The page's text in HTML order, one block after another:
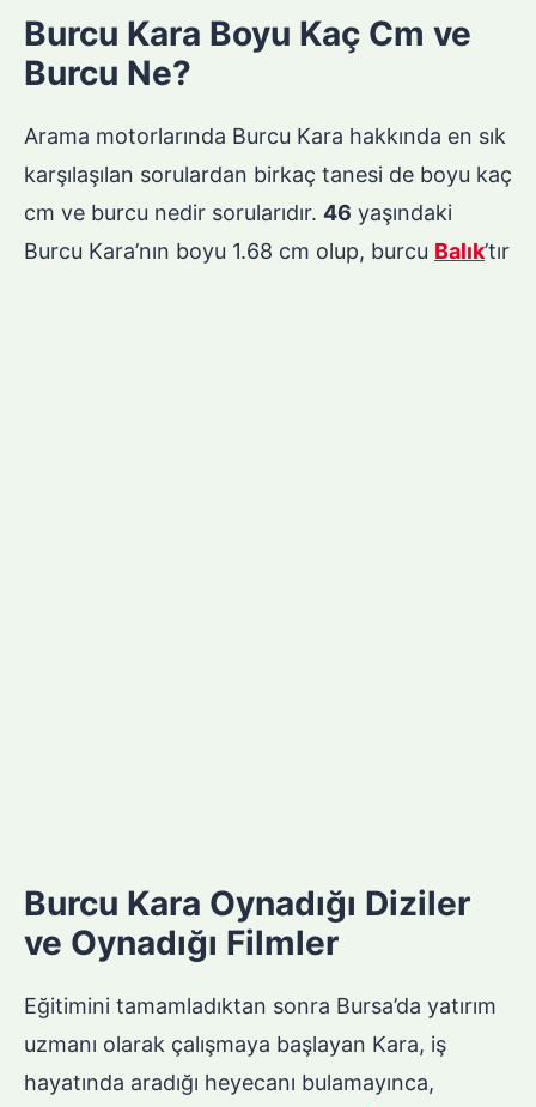
Burcu Kara Boyu Kaç Cm ve
Burcu Ne?
Arama motorlarında Burcu Kara hakkında en sık
karşılaşılan sorulardan birkaç tanesi de boyu kaç
cm ve burcu nedir sorularıdır. 46 yaşındaki
Burcu Kara’nın boyu 1.68 cm olup, burcu Balık’tır
Burcu Kara Oynadığı Diziler
ve Oynadığı Filmler
Eğitimini tamamladıktan sonra Bursa’da yatırım
uzmanı olarak çalışmaya başlayan Kara, iş
hayatında aradığı heyecanı bulamayınca,